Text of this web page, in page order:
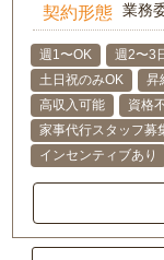
契約形態 業務
週1〜OK 週2〜3
土日祝のみOK
昇
高収入可能
資格
家事代行スタッフ募
インセンティブあり